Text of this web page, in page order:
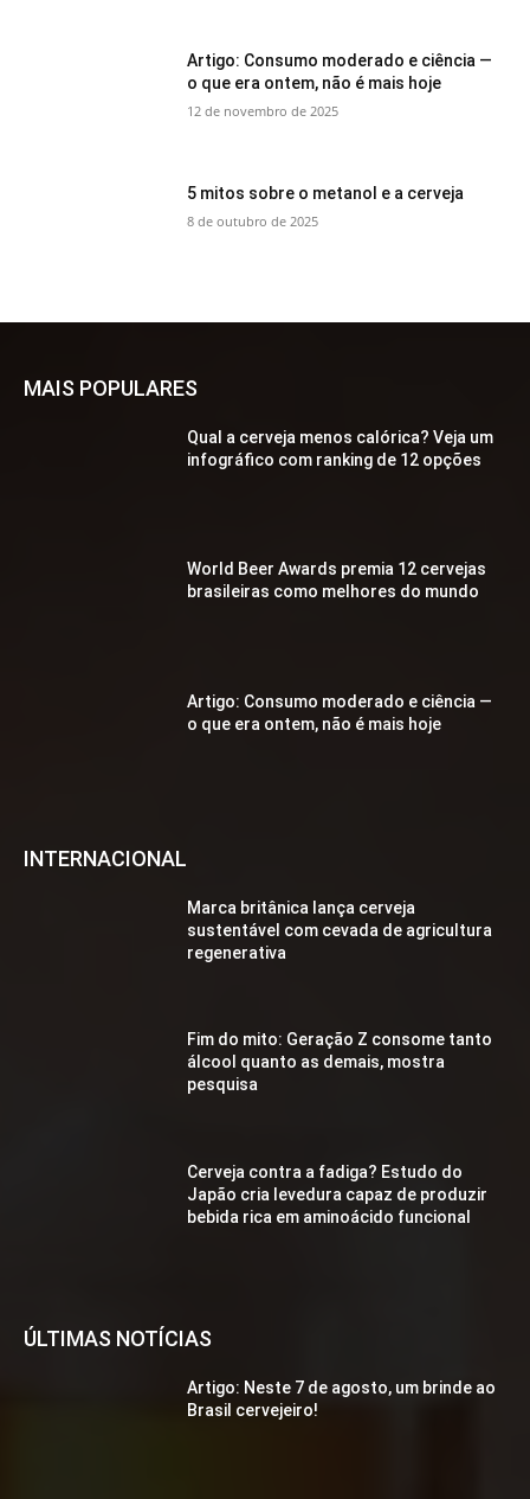
Artigo: Consumo moderado e ciência —
o que era ontem, não é mais hoje
12 de novembro de 2025
5 mitos sobre o metanol e a cerveja
8 de outubro de 2025
MAIS POPULARES
Qual a cerveja menos calórica? Veja um
infográfico com ranking de 12 opções
World Beer Awards premia 12 cervejas
brasileiras como melhores do mundo
Artigo: Consumo moderado e ciência —
o que era ontem, não é mais hoje
INTERNACIONAL
Marca britânica lança cerveja
sustentável com cevada de agricultura
regenerativa
Fim do mito: Geração Z consome tanto
álcool quanto as demais, mostra
pesquisa
Cerveja contra a fadiga? Estudo do
Japão cria levedura capaz de produzir
bebida rica em aminoácido funcional
ÚLTIMAS NOTÍCIAS
Artigo: Neste 7 de agosto, um brinde ao
Brasil cervejeiro!